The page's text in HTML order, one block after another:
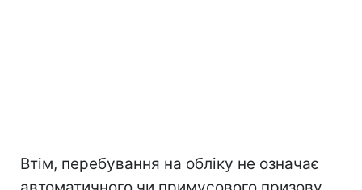
Втім, перебування на обліку не означає